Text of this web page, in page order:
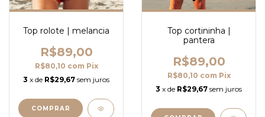
Top rolote | melancia
R$89,00
R$80,10 com Pix
3 x de R$29,67 sem juros
COMPRAR
Top cortininha |
pantera
R$89,00
R$80,10 com Pix
3 x de R$29,67 sem juros